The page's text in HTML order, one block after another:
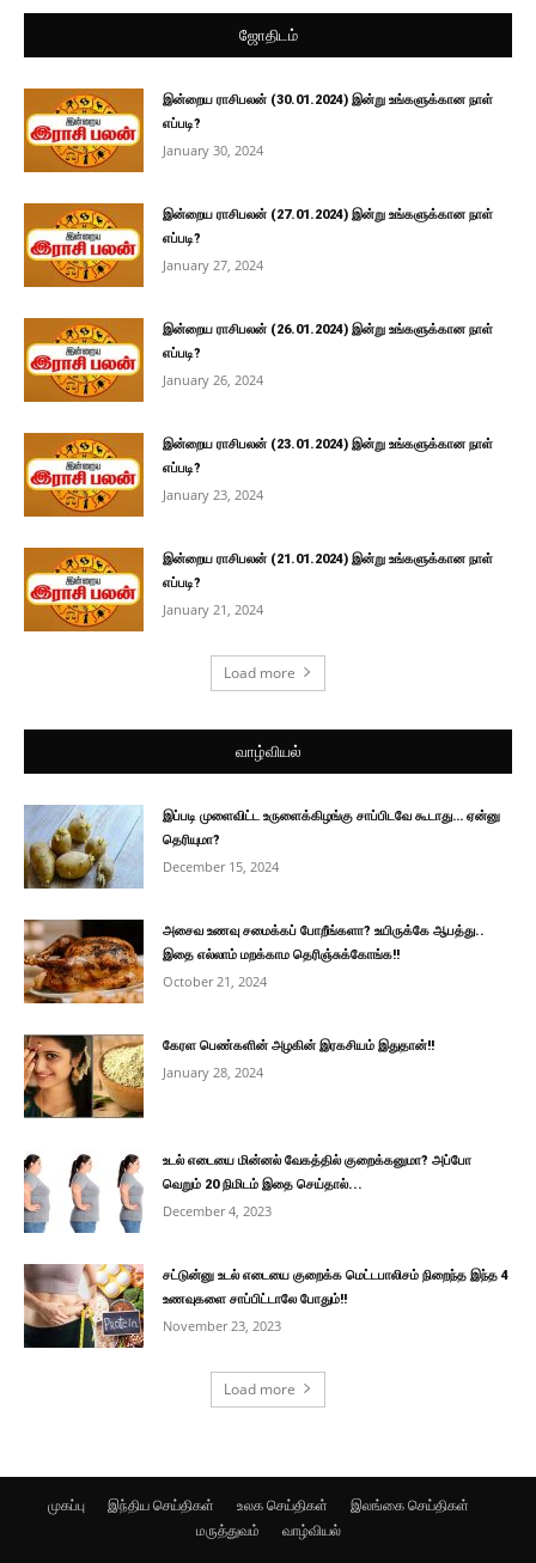
ஜோதிடம்
இன்றைய ராசிபலன் (30.01.2024) இன்று உங்களுக்கான நாள்
எப்படி?
January 30, 2024
இன்றைய ராசிபலன் (27.01.2024) இன்று உங்களுக்கான நாள்
எப்படி?
January 27, 2024
இன்றைய ராசிபலன் (26.01.2024) இன்று உங்களுக்கான நாள்
எப்படி?
January 26, 2024
இன்றைய ராசிபலன் (23.01.2024) இன்று உங்களுக்கான நாள்
எப்படி?
January 23, 2024
இன்றைய ராசிபலன் (21.01.2024) இன்று உங்களுக்கான நாள்
எப்படி?
January 21, 2024
Load more
வாழ்வியல்
இப்படி முளைவிட்ட உருளைக்கிழங்கு சாப்பிடவே கூடாது… ஏன்னு
தெரியுமா?
December 15, 2024
அசைவ உணவு சமைக்கப் போறீங்களா? உயிருக்கே ஆபத்து..
இதை எல்லாம் மறக்காம தெரிஞ்சுக்கோங்க!!
October 21, 2024
கேரள பெண்களின் அழகின் இரகசியம் இதுதான்!!
January 28, 2024
உடல் எடையை மின்னல் வேகத்தில் குறைக்கனுமா? அப்போ
வெறும் 20 நிமிடம் இதை செய்தால்...
December 4, 2023
சட்டுன்னு உடல் எடையை குறைக்க மெட்டபாலிசம் நிறைந்த இந்த 4
உணவுகளை சாப்பிட்டாலே போதும்!!
November 23, 2023
Load more
முகப்பு இந்திய செய்திகள் உலக செய்திகள்
இலங்கை செய்திகள்
மருத்துவம்
வாழ்வியல்